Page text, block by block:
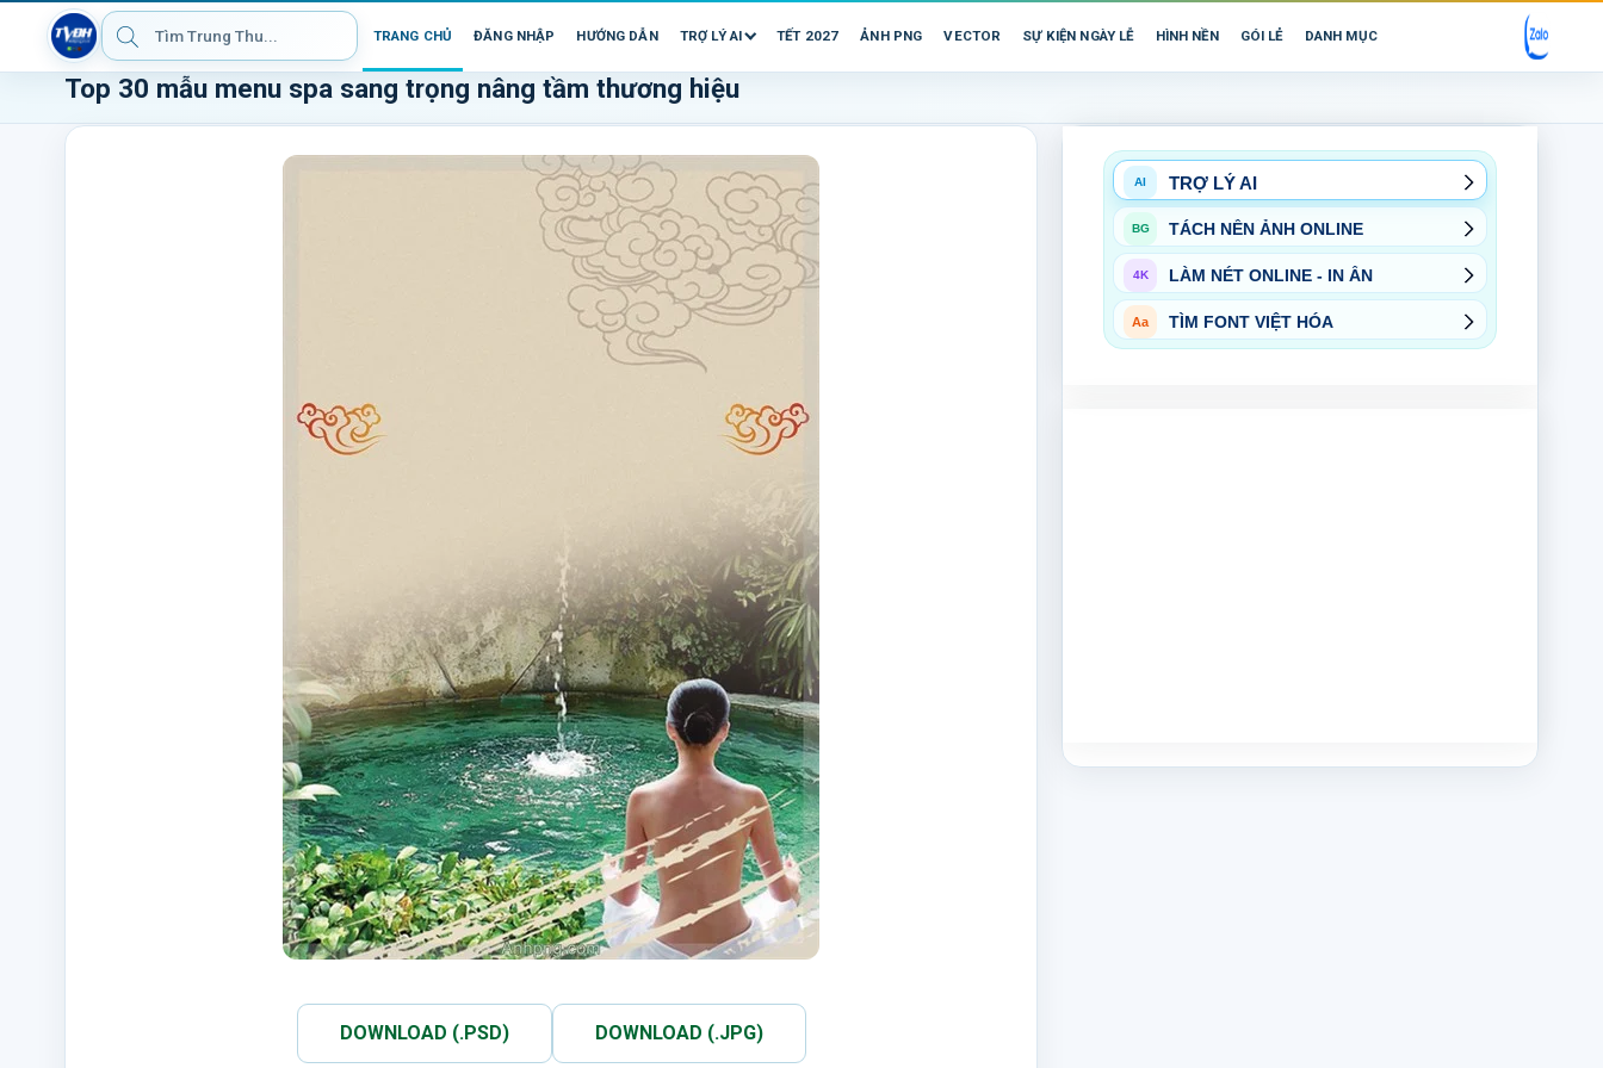
TRANG CHỦ ĐĂNG NHẬP HƯỚNG DẪN TRỢ LÝ AI TẾT 2027 ẢNH PNG VECTOR SỰ KIỆN NGÀY LỄ HÌNH NỀN GÓI LẺ DANH MỤC
Top 30 mẫu menu spa sang trọng nâng tầm thương hiệu
DOWNLOAD (.PSD) DOWNLOAD (.JPG)
AI TRỢ LÝ AI
BG TÁCH NỀN ẢNH ONLINE
4K LÀM NÉT ONLINE - IN ẤN
Aa TÌM FONT VIỆT HÓA